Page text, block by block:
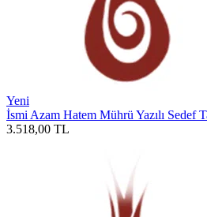
Yeni
İsmi Azam Hatem Mührü Yazılı Sedef
3.518,00 TL